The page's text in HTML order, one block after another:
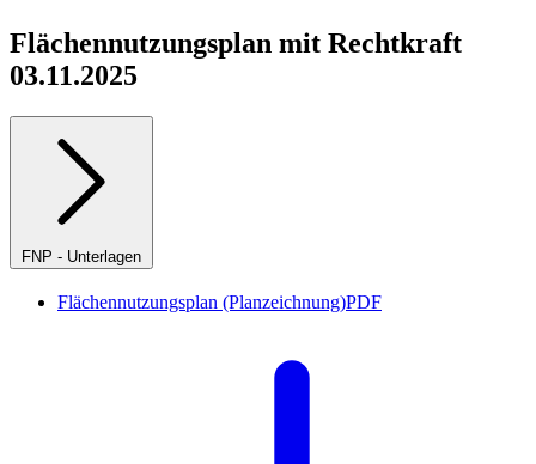
Flächennutzungsplan mit Rechtkraft
03.11.2025
FNP - Unterlagen
Flächennutzungsplan (Planzeichnung)PDF